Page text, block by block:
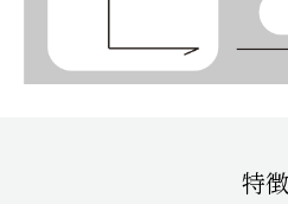
特徴